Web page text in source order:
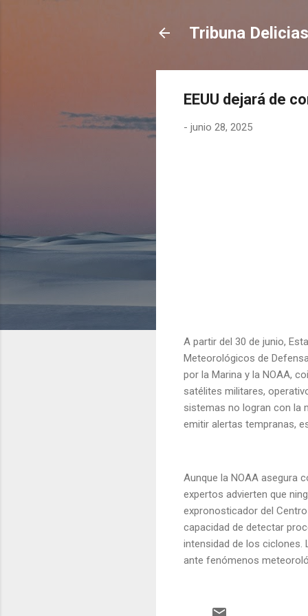
Tribuna Delicias
EEUU dejará de
- junio 28, 2025
A partir del 30 de junio,
Meteorológicos de
por la Marina y la NOAA,
satélites militares,
sistemas no logran con la
emitir alertas tempranas,
Aunque la NOAA asegura
expertos advierten que
expronosticador del
capacidad de detectar
intensidad de los
ante fenómenos